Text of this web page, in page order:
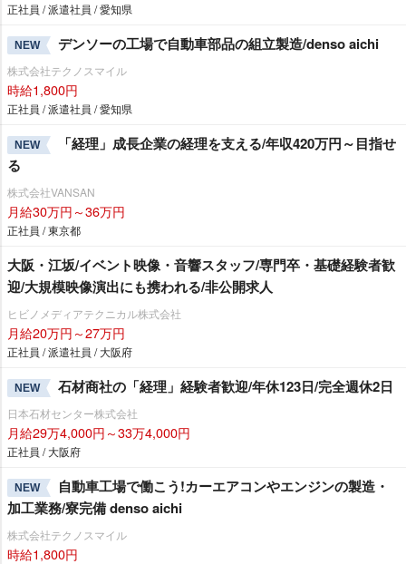
正社員 / 派遣社員 / 愛知県
NEW デンソーの工場で自動車部品の組立製造/denso aichi
株式会社テクノスマイル
時給1,800円
正社員 / 派遣社員 / 愛知県
NEW
「経理」成長企業の経理を支える/年収420万円～目指せ
る
株式会社VANSAN
月給30万円～36万円
正社員 / 東京都
大阪・江坂/イベント映像・音響スタッフ/専門卒・基礎経験者歓
迎/大規模映像演出にも携われる/非公開求人
ヒビノメディアテクニカル株式会社
月給20万円～27万円
正社員 / 派遣社員 / 大阪府
NEW 石材商社の「経理」経験者歓迎/年休123日/完全週休2日
日本石材センター株式会社
月給29万4,000円～33万4,000円
正社員 / 大阪府
NEW
自動車工場で働こう!カーエアコンやエンジンの製造・
加工業務/寮完備 denso aichi
株式会社テクノスマイル
時給1,800円